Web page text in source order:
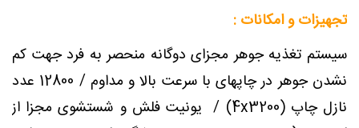
تجهیزات و امکانات :
سیستم تغذیه جوهر مجزای دوگانه منحصر به فرد جهت کم
نشدن جوهر در چاپهای با سرعت بالا و مداوم / 12800 عدد
نازل چاپ (4x3200) / یونیت فلش و شستشوی مجزا از